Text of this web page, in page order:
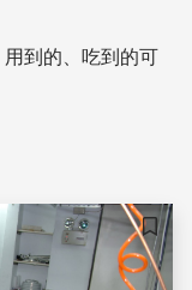
到的、吃到的可
儲存